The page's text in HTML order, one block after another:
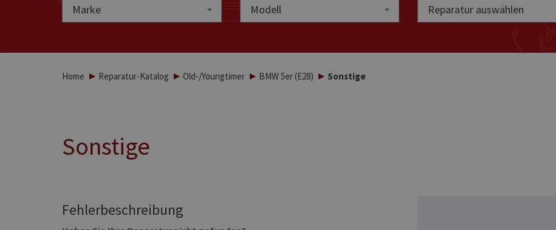
MarkeMarke Modell Reparatur auswählen
Home Reparatur-Katalog Old-/Youngtimer BMW 5er (E28) Sonstige
Sonstige
Fehlerbeschreibung